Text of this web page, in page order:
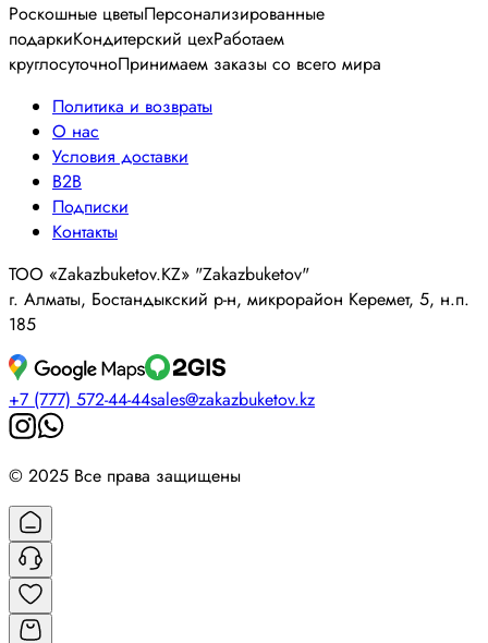
Роскошные цветыПерсонализированные
подаркиКондитерский цехРаботаем
круглосуточноПринимаем заказы со всего мира
Политика и возвраты
О нас
Условия доставки
B2B
Подписки
Контакты
ТОО «Zakazbuketov.KZ» "Zakazbuketov"
г. Алматы, Бостандыкский р-н, микрорайон Керемет, 5, н.п.
185
+7 (777) 572-44-44sales@zakazbuketov.kz
© 2025 Все права защищены